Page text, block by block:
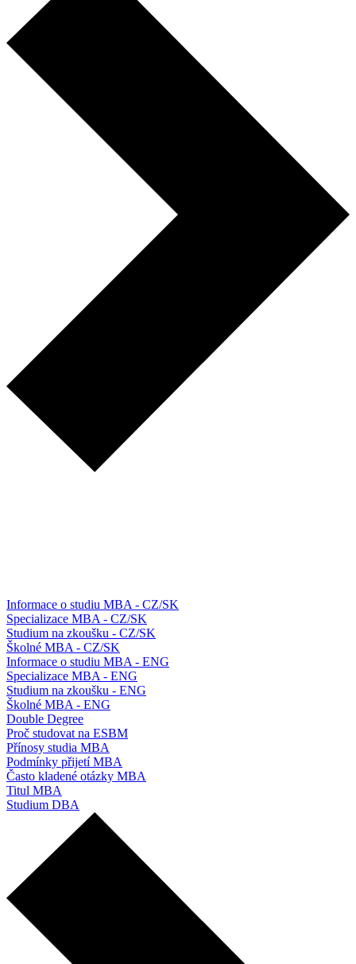
Informace o studiu MBA - CZ/SK
Specializace MBA - CZ/SK
Studium na zkoušku - CZ/SK
Školné MBA - CZ/SK
Informace o studiu MBA - ENG
Specializace MBA - ENG
Studium na zkoušku - ENG
Školné MBA - ENG
Double Degree
Proč studovat na ESBM
Přínosy studia MBA
Podmínky přijetí MBA
Často kladené otázky MBA
Titul MBA
Studium DBA